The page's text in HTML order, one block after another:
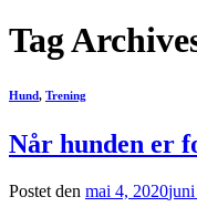
Tag
Hund, Trening
Når hunden er
Postet den mai 4, 2020juni